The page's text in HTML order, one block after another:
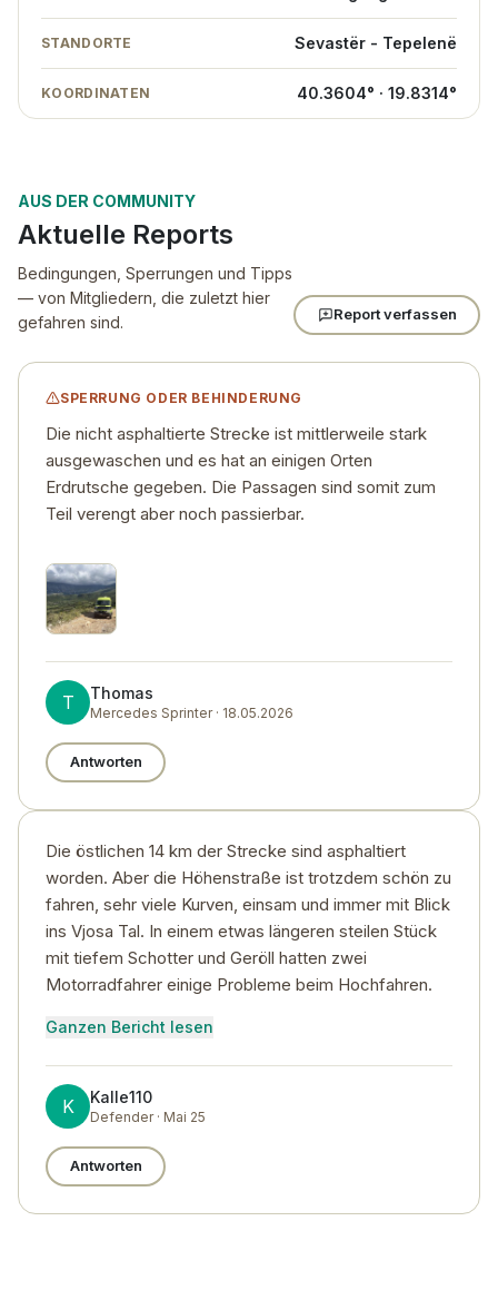
STANDORTE Sevastër - Tepelenë
KOORDINATEN 40.3604° · 19.8314°
AUS DER COMMUNITY
Aktuelle Reports
Bedingungen, Sperrungen und Tipps
— von Mitgliedern, die zuletzt hier
gefahren sind.
Report verfassen
SPERRUNG ODER BEHINDERUNG
Die nicht asphaltierte Strecke ist mittlerweile stark
ausgewaschen und es hat an einigen Orten
Erdrutsche gegeben. Die Passagen sind somit zum
Teil verengt aber noch passierbar.
T Thomas
Mercedes Sprinter · 18.05.2026
Antworten
Die östlichen 14 km der Strecke sind asphaltiert
worden. Aber die Höhenstraße ist trotzdem schön zu
fahren, sehr viele Kurven, einsam und immer mit Blick
ins Vjosa Tal. In einem etwas längeren steilen Stück
mit tiefem Schotter und Geröll hatten zwei
Motorradfahrer einige Probleme beim Hochfahren.
Ganzen Bericht lesen
K Kalle110
Defender · Mai 25
Antworten